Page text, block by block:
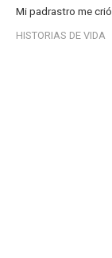
Mi padrastro me
HISTORIAS DE VIDA